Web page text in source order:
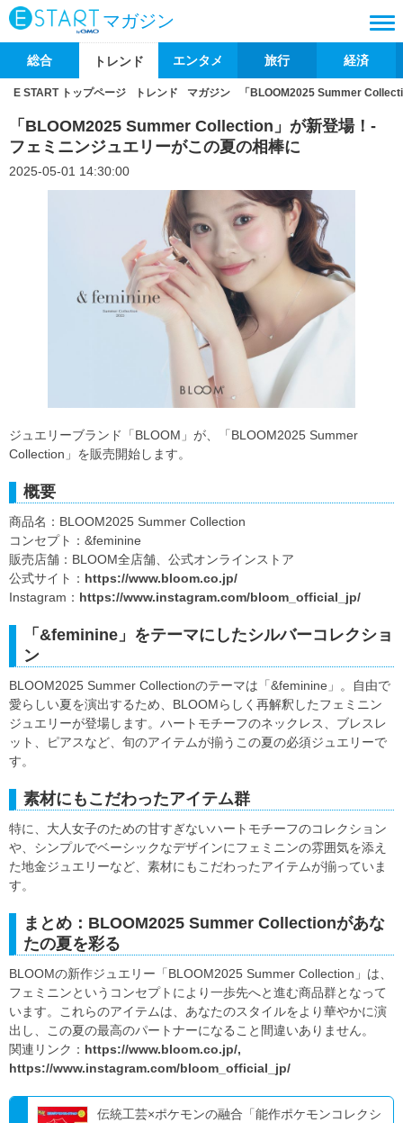
マガジン
総合 トレンド エンタメ 旅行 経済
E START トップページ トレンド マガジン 「BLOOM2025 Summer
「BLOOM2025 Summer Collection」が新登場！-
フェミニンジュエリーがこの夏の相棒に
2025-05-01 14:30:00
ジュエリーブランド「BLOOM」が、「BLOOM2025 Summer
Collection」を販売開始します。
概要
商品名：BLOOM2025 Summer Collection
コンセプト：&feminine
販売店舗：BLOOM全店舗、公式オンラインストア
公式サイト： https://www.bloom.co.jp/
Instagram： https://www.instagram.com/bloom_official_jp/
「&feminine」をテーマにしたシルバーコレクショ
ン
BLOOM2025 Summer Collectionのテーマは「&feminine」。自由で
愛らしい夏を演出するため、BLOOMらしく再解釈したフェミニン
ジュエリーが登場します。ハートモチーフのネックレス、ブレスレ
ット、ピアスなど、旬のアイテムが揃うこの夏の必須ジュエリーで
す。
素材にもこだわったアイテム群
特に、大人女子のための甘すぎないハートモチーフのコレクション
や、シンプルでベーシックなデザインにフェミニンの雰囲気を添え
た地金ジュエリーなど、素材にもこだわったアイテムが揃っていま
す。
まとめ：BLOOM2025 Summer Collectionがあな
たの夏を彩る
BLOOMの新作ジュエリー「BLOOM2025 Summer Collection」は、
フェミニンというコンセプトにより一歩先へと進む商品群となって
います。これらのアイテムは、あなたのスタイルをより華やかに演
出し、この夏の最高のパートナーになること間違いありません。
関連リンク： https://www.bloom.co.jp/,
https://www.instagram.com/bloom_official_jp/
伝統工芸×ポケモンの融合「能作ポケモンコレクシ